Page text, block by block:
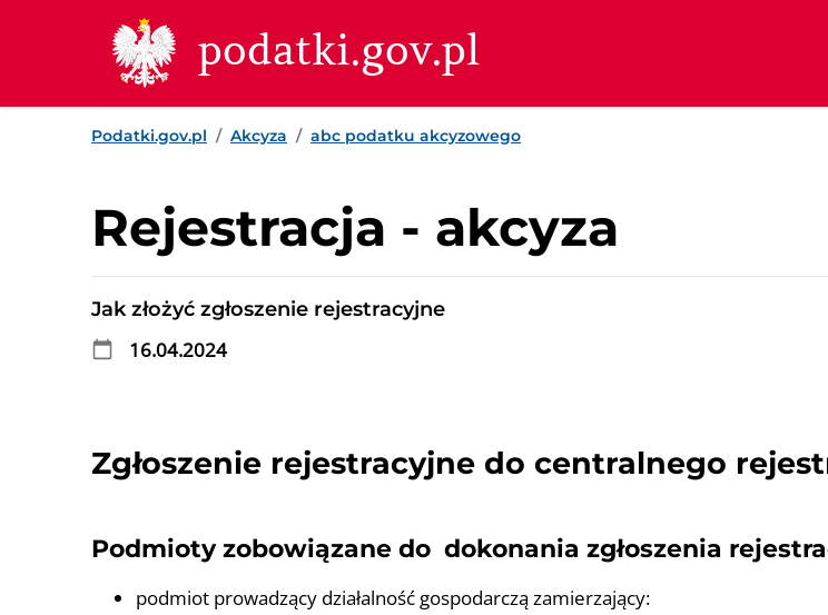
Przejdź do treści
Przejdź do wyszukiwarki
Przejdź do stopki
podatki.gov.pl
Podatki.gov.pl Akcyza abc podatku akcyzowego
Rejestracja - akcyza
Jak złożyć zgłoszenie rejestracyjne
16.04.2024
Zgłoszenie rejestracyjne do centralnego
Podmioty zobowiązane do dokonania zgłoszenia
podmiot prowadzący działalność gospodarczą zamierzający: